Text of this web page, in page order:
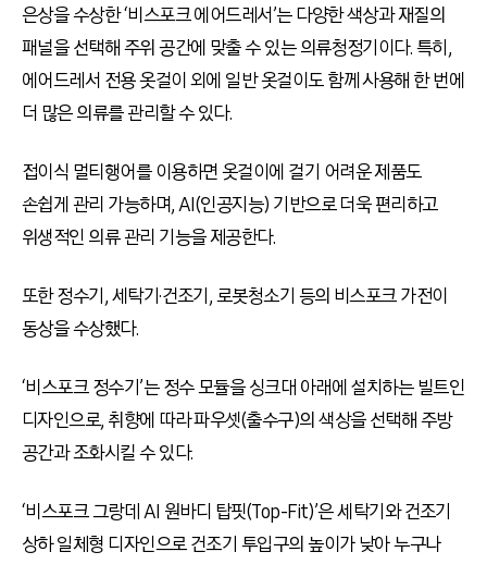
은상을 수상한‘비스포크 에어드레서’는 다양한 색상과 재질의
패널을 선택해 주위 공간에 맞출 수 있는 의류청정기이다.특히 ,
에어드레서 전용 옷걸이 외에 일반 옷걸이도 함께 사용해 한 번에
더 많은 의류를 관리할 수 있다.
접이식 멀티행어를 이용하면 옷걸이에 걸기 어려운 제품도
손쉽게 관리 가능하며, AI(인공지능) 기반으로 더욱 편리하고
위생적인 의류 관리 기능을 제공한다.
또한 정수기 ,세탁기·건조기 ,로봇청소기 등의 비스포크 가전이
동상을 수상했다.
‘비스포크 정수기’는 정수 모듈을 싱크대 아래에 설치하는 빌트인
디자인으로, 취향에 따라 파우셋(출수구)의 색상을 선택해 주방
공간과 조화시킬 수 있다.
‘비스포크 그랑데 AI 원바디 탑핏(Top-Fit)’은 세탁기와 건조기
상하 일체형 디자인으로 건조기 투입구의 높이가 낮아 누구나